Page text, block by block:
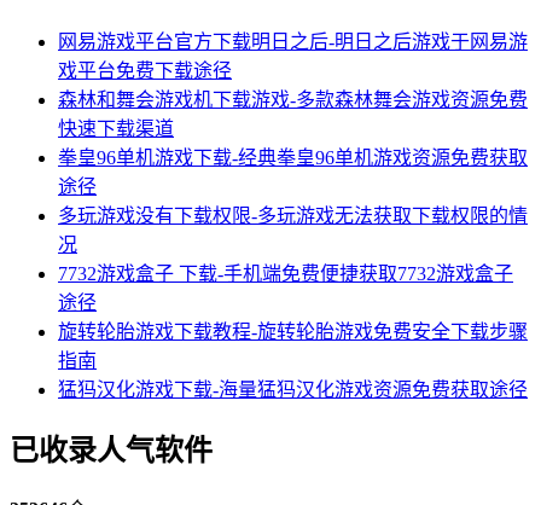
网易游戏平台官方下载明日之后-明日之后游戏于网易游
戏平台免费下载途径
森林和舞会游戏机下载游戏-多款森林舞会游戏资源免费
快速下载渠道
拳皇96单机游戏下载-经典拳皇96单机游戏资源免费获取
途径
多玩游戏没有下载权限-多玩游戏无法获取下载权限的情
况
7732游戏盒子 下载-手机端免费便捷获取7732游戏盒子
途径
旋转轮胎游戏下载教程-旋转轮胎游戏免费安全下载步骤
指南
猛犸汉化游戏下载-海量猛犸汉化游戏资源免费获取途径
已收录人气软件